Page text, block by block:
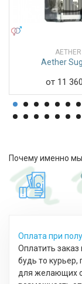
AETHER
Aether
от 11 360
Почему именно
Оплата при
Оплатить
будь то курьер,
для желающих